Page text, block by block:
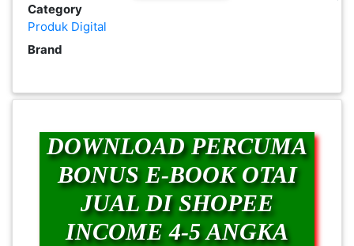
Category
Produk Digital
Brand
DOWNLOAD PERCUMA
BONUS E-BOOK OTAI
JUAL DI SHOPEE
INCOME 4-5 ANGKA
PEKERJAAN(0)
BENDA(1)
KEPERLUAN(16)